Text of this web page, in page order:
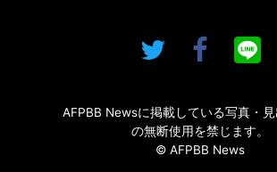
AFPBB Newsに掲載している写真・
の無断使用を禁じます。
© AFPBB News